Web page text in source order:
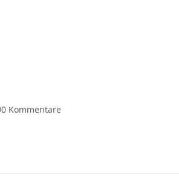
0 Kommentare